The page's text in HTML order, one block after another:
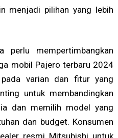
menjadi pilihan yang lebih
perlu mempertimbangkan
mobil Pajero terbaru 2024
varian dan fitur yang
untuk membandingkan
dan memilih model yang
dan budget. Konsumen
resmi Mitsubishi untuk